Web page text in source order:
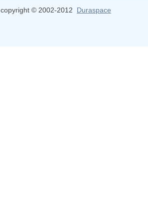
copyright © 2002-2012 Duraspace